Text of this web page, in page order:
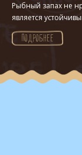
Рыбный запах не
является
ПОДРОБНЕЕ